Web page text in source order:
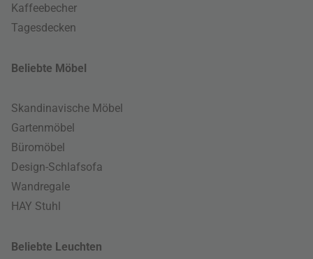
Kaffeebecher
Tagesdecken
Beliebte Möbel
Skandinavische Möbel
Gartenmöbel
Büromöbel
Design-Schlafsofa
Wandregale
HAY Stuhl
Beliebte Leuchten